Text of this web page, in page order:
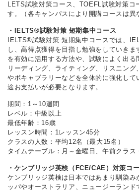
LETS試験対策コース、TOEFL試験対策コ
す。（各キャンパスにより開講コースは異
・IELTS®試験対策 短期集中コース
IELTS®試験対策 短期集中コースでは、
し、高得点獲得を目指し勉強をしていきま
を有効に活用する方法や、試験によく出る
リーディング、ライティング、リスニング
やボキャブラリーなどを全体的に強化して
途お支払いが必要となります。
期間：1～10週間
レベル：中級以上
最低年齢：16歳
レッスン時間：1レッスン45分
クラスの人数：平均12名（最大15名）
タイムテーブル：月～金曜日、午前クラス
・ケンブリッジ英検（FCE/CAE）対策コ
ケンブリッジ英検は日本ではあまり馴染み
ッパやオーストラリア、ニュージーランド